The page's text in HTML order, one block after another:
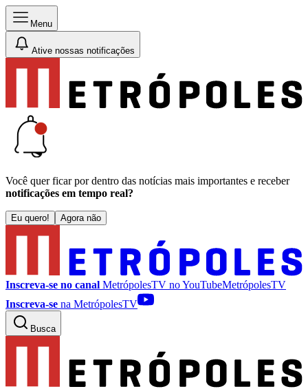
Menu
Ative nossas notificações
Você quer ficar por dentro das notícias mais importantes e receber
notificações em tempo real?
Eu quero! Agora não
Inscreva-se no canal MetrópolesTV noYouTubeMetrópolesTV
Inscreva-se na MetrópolesTV
Busca